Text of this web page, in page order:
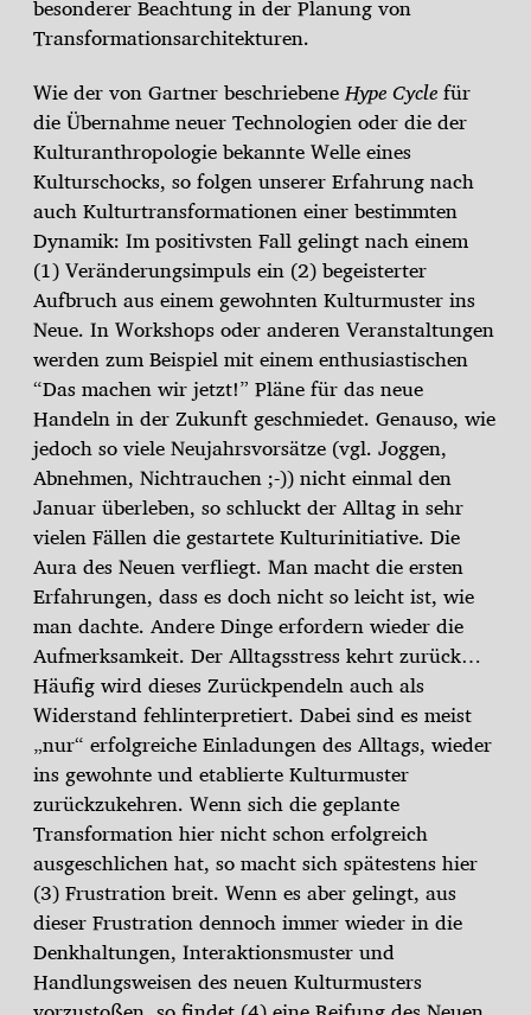
besonderer Beachtung in der Planung von
Transformationsarchitekturen.
Wie der von Gartner beschriebeneHype Cyclefür
die Übernahme neuer Technologien oder die der
Kulturanthropologie bekannte Welle eines
Kulturschocks, so folgen unserer Erfahrung nach
auch Kulturtransformationen einer bestimmten
Dynamik: Im positivsten Fall gelingt nach einem
(1) Veränderungsimpuls ein (2) begeisterter
Aufbruch aus einem gewohnten Kulturmuster ins
Neue. In Workshops oder anderen Veranstaltungen
werden zum Beispiel mit einem enthusiastischen
“Das machen wir jetzt!” Pläne für das neue
Handeln in der Zukunft geschmiedet. Genauso, wie
jedoch so viele Neujahrsvorsätze (vgl. Joggen,
Abnehmen, Nichtrauchen ;-)) nicht einmal den
Januar überleben, so schluckt der Alltag in sehr
vielen Fällen die gestartete Kulturinitiative. Die
Aura des Neuen verfliegt. Man macht die ersten
Erfahrungen, dass es doch nicht so leicht ist, wie
man dachte. Andere Dinge erfordern wieder die
Aufmerksamkeit. Der Alltagsstress kehrt zurück…
Häufig wird dieses Zurückpendeln auch als
Widerstand fehlinterpretiert. Dabei sind es meist
„nur“ erfolgreiche Einladungen des Alltags, wieder
ins gewohnte und etablierte Kulturmuster
zurückzukehren. Wenn sich die geplante
Transformation hier nicht schon erfolgreich
ausgeschlichen hat, so macht sich spätestens hier
(3) Frustration breit. Wenn es aber gelingt, aus
dieser Frustration dennoch immer wieder in die
Denkhaltungen, Interaktionsmuster und
Handlungsweisen des neuen Kulturmusters